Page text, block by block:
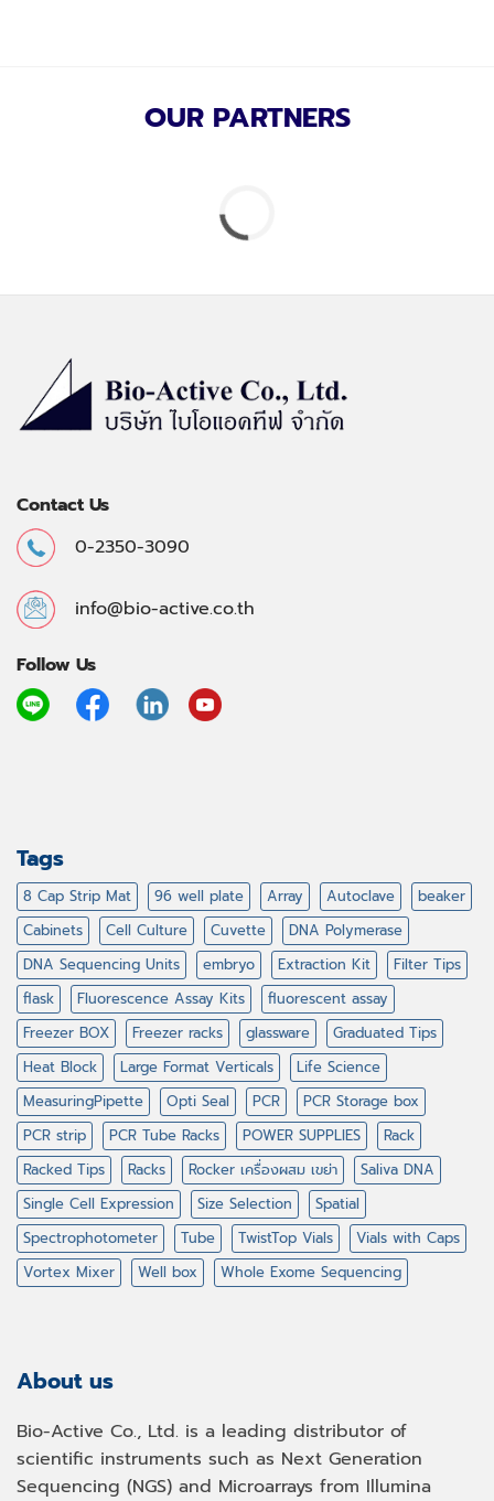
OUR PARTNERS
Contact Us
0-2350-3090
info@bio-active.co.th
Follow Us
Tags
8 Cap Strip Mat 96 well plate Array Autoclave
beaker
Cabinets
Cell Culture Cuvette
DNA Polymerase
DNA Sequencing Units
embryo Extraction Kit
Filter Tips
flask
Fluorescence Assay Kits
fluorescent assay
Freezer BOX
Freezer racks glassware
Graduated Tips
Heat Block
Large Format Verticals
Life Science
MeasuringPipette
Opti Seal PCR
PCR Storage box
PCR strip
PCR Tube Racks POWER SUPPLIES
Rack
Racked Tips
Racks Rocker เครื่องผสม เขย่า
Saliva DNA
Single Cell Expression
Size Selection
Spatial
Spectrophotometer
Tube TwistTop Vials
Vials with Caps
Vortex Mixer
Well box Whole Exome Sequencing
About us
Bio-Active Co., Ltd. is a leading distributor of
scientific instruments such as Next Generation
Sequencing (NGS) and Microarrays from Illumina